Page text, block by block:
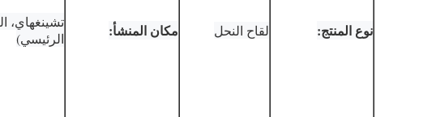
نوع المنتج: لقاح النحل مكان المنشأ:
تشينغهاي،
الرئيسي)